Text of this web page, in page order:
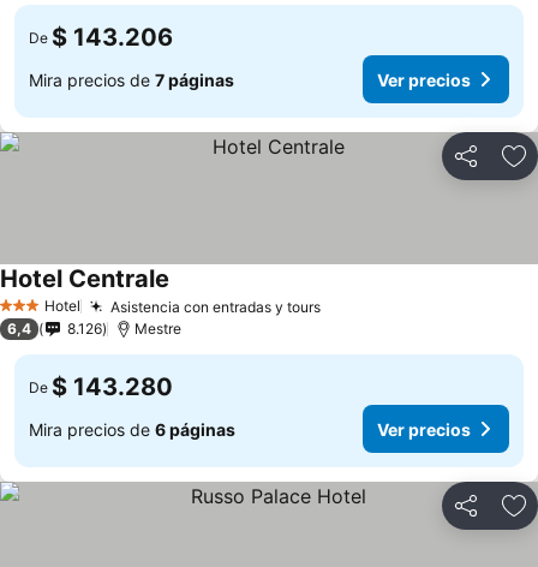
De $ 143.206
Mira precios de 7 páginas Ver precios
Compartir
3 Estrellas
Hotel Asistencia con entradas y tours
Hotel Centrale
6,4 8.126 Mestre
De $ 143.280
Mira precios de 6 páginas Ver precios
Compartir